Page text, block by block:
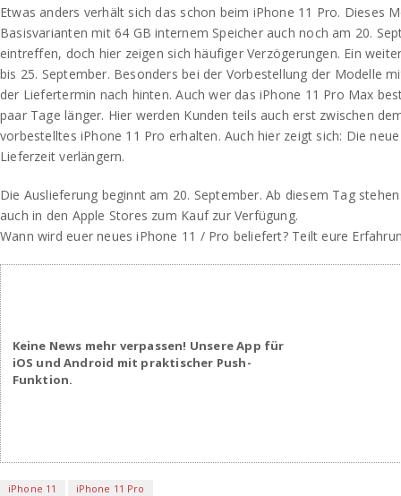
Etwas anders verhält sich das schon beim iPhone 11 Pro. Dieses
Basisvarianten mit 64 GB internem Speicher auch noch am 20.
eintreffen, doch hier zeigen sich häufiger Verzögerungen. Ein
bis 25. September. Besonders bei der Vorbestellung der Modelle
der Liefertermin nach hinten. Auch wer das iPhone 11 Pro Max
paar Tage länger. Hier werden Kunden teils auch erst zwischen
vorbestelltes iPhone 11 Pro erhalten. Auch hier zeigt sich: Die
Lieferzeit verlängern.
Die Auslieferung beginnt am 20. September. Ab diesem Tag
auch in den Apple Stores zum Kauf zur Verfügung.
Wann wird euer neues iPhone 11 / Pro beliefert? Teilt eure
Keine News mehr verpassen! Unsere App für
iOS und Android mit praktischer Push-
Funktion.
iPhone 11 iPhone 11 Pro